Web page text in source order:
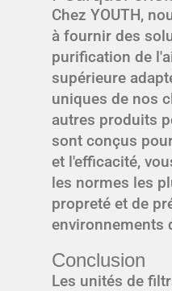
Chez YOUTH,
à fournir des
purification de
supérieure
uniques de nos
autres produits
sont conçus
et l'efficacité,
les normes les
propreté et de
environnements
Conclusion
Les unités de